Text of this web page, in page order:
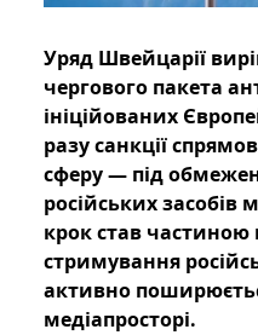
Уряд Швейцарії
чергового пакета
ініційованих
разу санкції
сферу — під
російських засобів
крок став
стримування
активно
медіапросторі.